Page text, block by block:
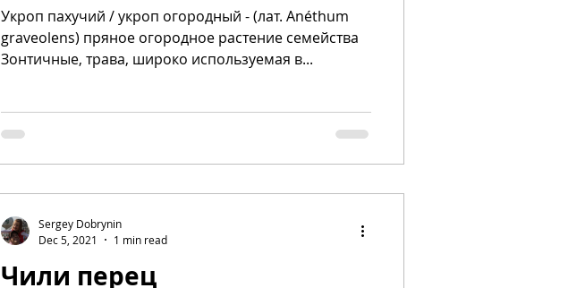
Укроп пахучий / укроп огородный - (лат. Anéthum
graveolens) пряное огородное растение семейства
Зонтичные, трава, широко используемая в...
Чили перец
Sergey Dobrynin
Dec 5, 2021
1 min read